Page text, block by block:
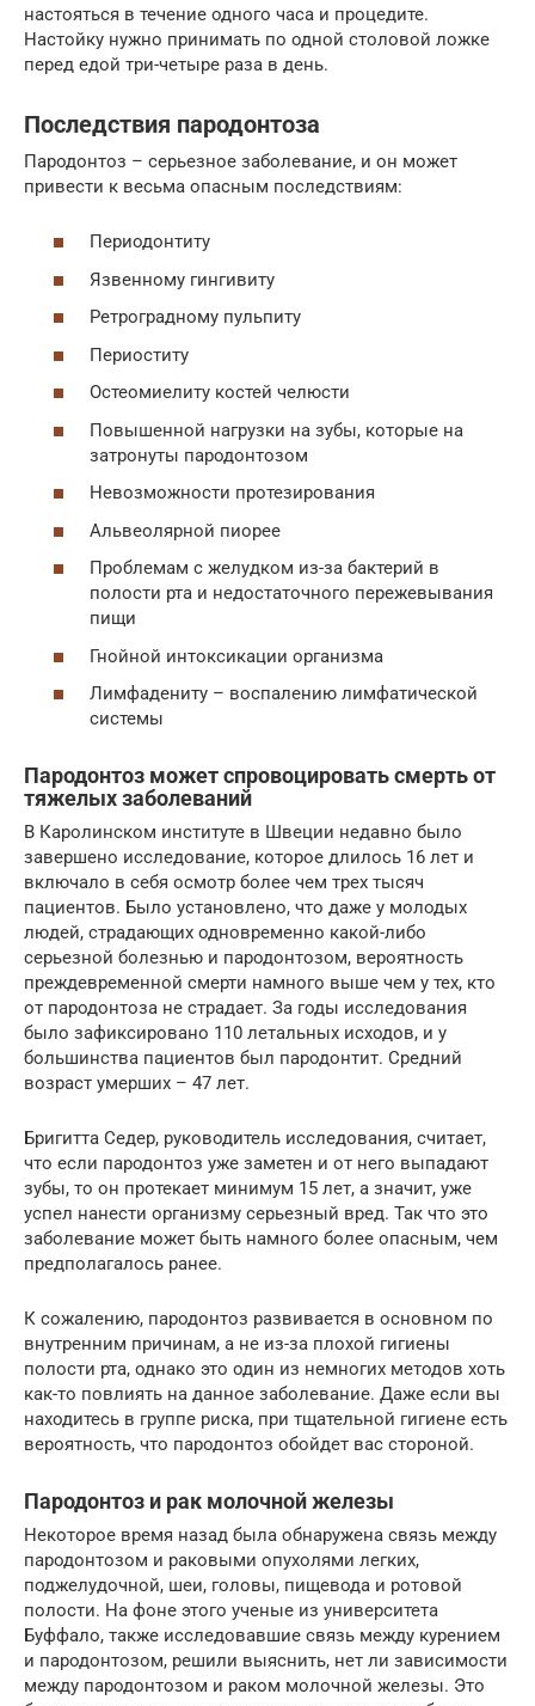
настояться в течение одного часа и процедите.
Настойку нужно принимать по одной столовой ложке
перед едой три-четыре раза в день.
Последствия пародонтоза
Пародонтоз – серьезное заболевание, и он может
привести к весьма опасным последствиям:
Периодонтиту
Язвенному гингивиту
Ретроградному пульпиту
Периоститу
Остеомиелиту костей челюсти
Повышенной нагрузки на зубы, которые на
затронуты пародонтозом
Невозможности протезирования
Альвеолярной пиорее
Проблемам с желудком из-за бактерий в
полости рта и недостаточного пережевывания
пищи
Гнойной интоксикации организма
Лимфадениту – воспалению лимфатической
системы
Пародонтоз может спровоцировать смерть от
тяжелых заболеваний
В Каролинском институте в Швеции недавно было
завершено исследование, которое длилось 16 лет и
включало в себя осмотр более чем трех тысяч
пациентов. Было установлено, что даже у молодых
людей, страдающих одновременно какой-либо
серьезной болезнью и пародонтозом, вероятность
преждевременной смерти намного выше чем у тех, кто
от пародонтоза не страдает. За годы исследования
было зафиксировано 110 летальных исходов, и у
большинства пациентов был пародонтит. Средний
возраст умерших – 47 лет.
Бригитта Седер, руководитель исследования, считает,
что если пародонтоз уже заметен и от него выпадают
зубы, то он протекает минимум 15 лет, а значит, уже
успел нанести организму серьезный вред. Так что это
заболевание может быть намного более опасным, чем
предполагалось ранее.
К сожалению, пародонтоз развивается в основном по
внутренним причинам, а не из-за плохой гигиены
полости рта, однако это один из немногих методов хоть
как-то повлиять на данное заболевание. Даже если вы
находитесь в группе риска, при тщательной гигиене есть
вероятность, что пародонтоз обойдет вас стороной.
Пародонтоз и рак молочной железы
Некоторое время назад была обнаружена связь между
пародонтозом и раковыми опухолями легких,
поджелудочной, шеи, головы, пищевода и ротовой
полости. На фоне этого ученые из университета
Буффало, также исследовавшие связь между курением
и пародонтозом, решили выяснить, нет ли зависимости
между пародонтозом и раком молочной железы. Это